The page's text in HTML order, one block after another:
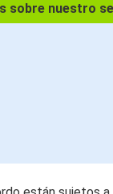
sobre nuestro